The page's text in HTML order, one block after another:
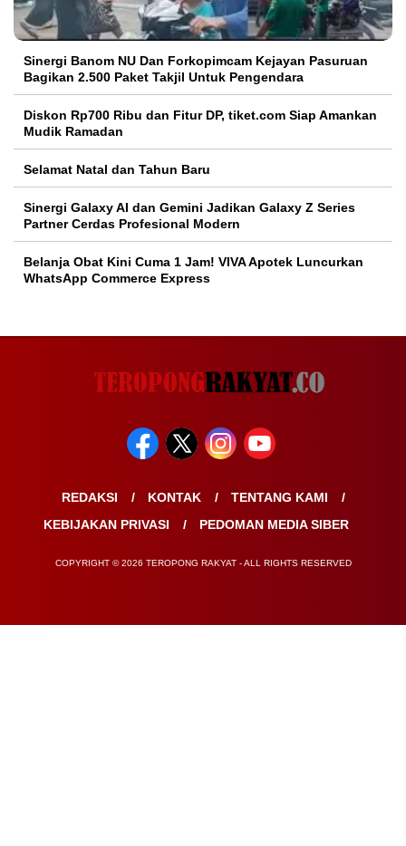
Sinergi Banom NU Dan Forkopimcam Kejayan Pasuruan
Bagikan 2.500 Paket Takjil Untuk Pengendara
Diskon Rp700 Ribu dan Fitur DP, tiket.com Siap Amankan
Mudik Ramadan
Selamat Natal dan Tahun Baru
Sinergi Galaxy AI dan Gemini Jadikan Galaxy Z Series
Partner Cerdas Profesional Modern
Belanja Obat Kini Cuma 1 Jam! VIVA Apotek Luncurkan
WhatsApp Commerce Express
REDAKSI KONTAK
TENTANG KAMI
KEBIJAKAN PRIVASI
PEDOMAN MEDIA SIBER
COPYRIGHT © 2026 TEROPONG RAKYAT - ALL RIGHTS RESERVED